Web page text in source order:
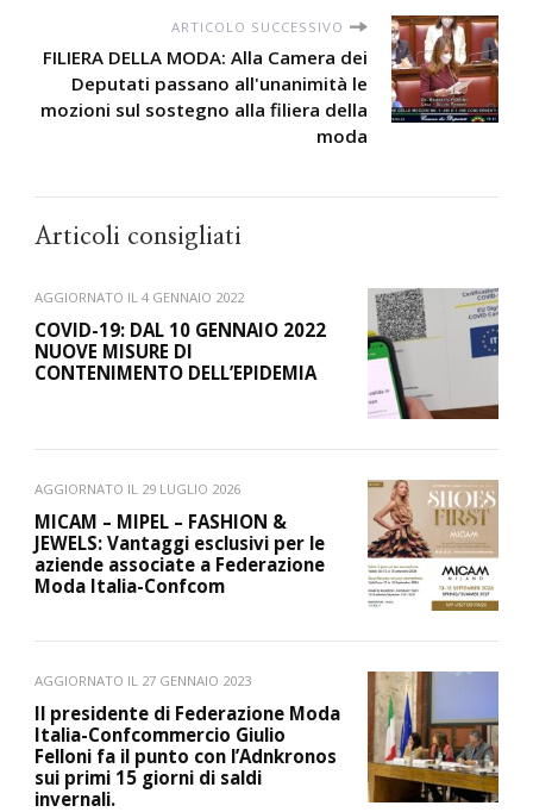
ARTICOLO SUCCESSIVO
FILIERA DELLA MODA: Alla Camera dei
Deputati passano all'unanimità le
mozioni sul sostegno alla filiera della
moda
Articoli consigliati
AGGIORNATO IL 4 GENNAIO 2022
COVID-19: DAL 10 GENNAIO 2022
NUOVE MISURE DI
CONTENIMENTO DELL’EPIDEMIA
AGGIORNATO IL 29 LUGLIO 2026
MICAM – MIPEL – FASHION &
JEWELS: Vantaggi esclusivi per le
aziende associate a Federazione
Moda Italia-Confcom
AGGIORNATO IL 27 GENNAIO 2023
Il presidente di Federazione Moda
Italia-Confcommercio Giulio
Felloni fa il punto con l’Adnkronos
sui primi 15 giorni di saldi
invernali.